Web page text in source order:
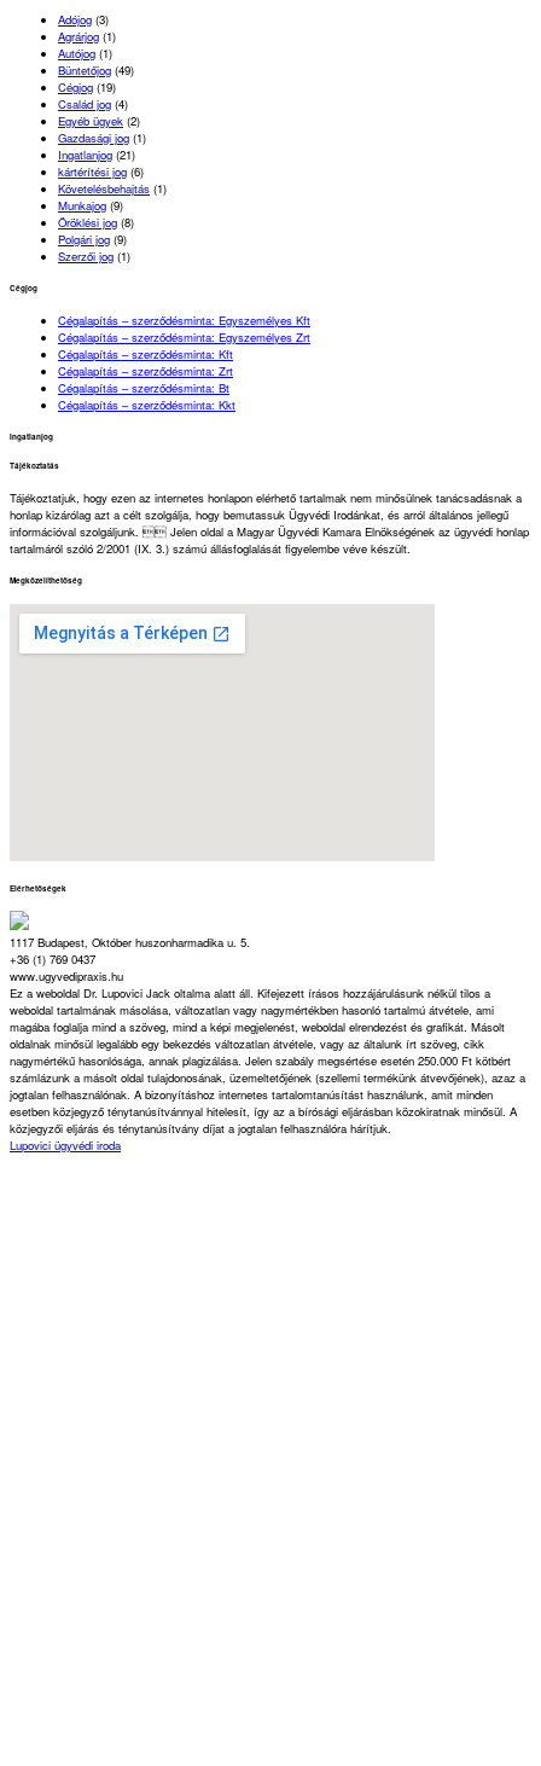
Adójog (3)
Agrárjog (1)
Autójog (1)
Büntetőjog (49)
Cégjog (19)
Család jog (4)
Egyéb ügyek (2)
Gazdasági jog (1)
Ingatlanjog (21)
kártérítési jog (6)
Követelésbehajtás (1)
Munkajog (9)
Öröklési jog (8)
Polgári jog (9)
Szerzői jog (1)
Cégjog
Cégalapítás – szerződésminta: Egyszemélyes Kft
Cégalapítás – szerződésminta: Egyszemélyes Zrt
Cégalapítás – szerződésminta: Kft
Cégalapítás – szerződésminta: Zrt
Cégalapítás – szerződésminta: Bt
Cégalapítás – szerződésminta: Kkt
Ingatlanjog
Tájékoztatás
Tájékoztatjuk, hogy ezen az internetes honlapon elérhető tartalmak nem minősülnek tanácsadásnak a
honlap kizárólag azt a célt szolgálja, hogy bemutassuk Ügyvédi Irodánkat, és arról általános jellegű
információval szolgáljunk.  Jelen oldal a Magyar Ügyvédi Kamara Elnökségének az ügyvédi honlap
tartalmáról szóló 2/2001 (IX. 3.) számú állásfoglalását figyelembe véve készült.
Megközelíthetőség
Elérhetőségek
1117 Budapest, Október huszonharmadika u. 5.
+36 (1) 769 0437
www.ugyvedipraxis.hu
Ez a weboldal Dr. Lupovici Jack oltalma alatt áll. Kifejezett írásos hozzájárulásunk nélkül tilos a
weboldal tartalmának másolása, változatlan vagy nagymértékben hasonló tartalmú átvétele, ami
magába foglalja mind a szöveg, mind a képi megjelenést, weboldal elrendezést és grafikát. Másolt
oldalnak minősül legalább egy bekezdés változatlan átvétele, vagy az általunk írt szöveg, cikk
nagymértékű hasonlósága, annak plagizálása. Jelen szabály megsértése esetén 250.000 Ft kötbért
számlázunk a másolt oldal tulajdonosának, üzemeltetőjének (szellemi termékünk átvevőjének), azaz a
jogtalan felhasználónak. A bizonyításhoz internetes tartalomtanúsítást használunk, amit minden
esetben közjegyző ténytanúsítvánnyal hitelesít, így az a bírósági eljárásban közokiratnak minősül. A
közjegyzői eljárás és ténytanúsítvány díjat a jogtalan felhasználóra hárítjuk.
Lupovici ügyvédi iroda